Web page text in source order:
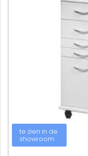
te zien in de
showroom